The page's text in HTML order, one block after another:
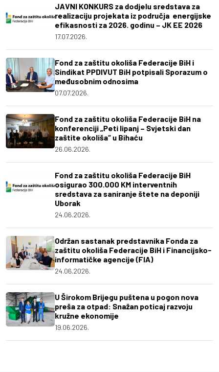
JAVNI KONKURS za dodjelu sredstava za
realizaciju projekata iz područja energijske
efikasnosti za 2026. godinu – JK EE 2026
17.07.2026.
Fond za zaštitu okoliša Federacije BiH i
Sindikat PPDIVUT BiH potpisali Sporazum o
međusobnim odnosima
07.07.2026.
Fond za zaštitu okoliša Federacije BiH na
konferenciji „Peti lipanj – Svjetski dan
zaštite okoliša“ u Bihaću
26.06.2026.
Fond za zaštitu okoliša Federacije BiH
osigurao 300.000 KM interventnih
sredstava za saniranje štete na deponiji
Uborak
24.06.2026.
Održan sastanak predstavnika Fonda za
zaštitu okoliša Federacije BiH i Financijsko-
informatičke agencije (FIA)
24.06.2026.
U Širokom Brijegu puštena u pogon nova
preša za otpad: Snažan poticaj razvoju
kružne ekonomije
19.06.2026.